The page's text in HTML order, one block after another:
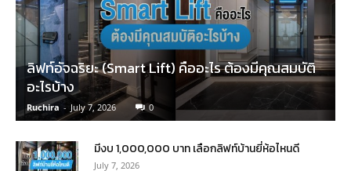
ลิฟท์อัจฉริยะ (Smart Lift) คืออะไร ต้องมีคุณสมบัติ
อะไรบ้าง
Ruchira - July 7, 2026 0
มีงบ 1,000,000 บาท เลือกลิฟท์บ้านยี่ห้อไหนดี
July 7, 2026